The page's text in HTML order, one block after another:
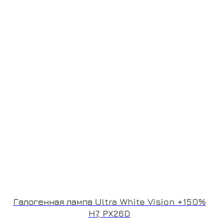
Галогенная лампа Ultra White Vision +150%
H7, PX26D